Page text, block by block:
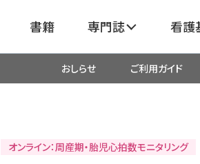
書籍 専門誌
看護
看護
がん 化学療法・放射線治療・緩和ケア
おしらせ ご利用ガイド
オンライン：周産期・胎児心拍数モニタリング